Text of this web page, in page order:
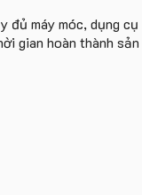
đủ máy móc, dụng
gian hoàn thành sản